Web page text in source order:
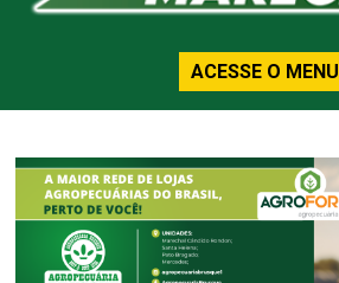
ACESSE O MENU